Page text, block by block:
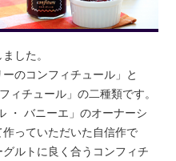
した。
のコンフィチュール」と
ィチュール」の二種類です。
・ バニーエ」のオーナーシ
っていただいた自信作で
ルトに良く合うコンフィチ